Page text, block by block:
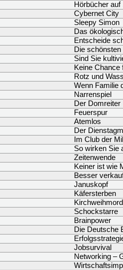
Hörbücher
Cybernet City
Sleepy Simon
Das
Entscheide
Die
Sind Sie
Keine Chance
Rotz und
Wenn Familie
Narrenspiel
Der Domreiter
Feuerspur
Atemlos
Der
Im Club der
So wirken Sie
Zeitenwende
Keiner ist wie
Besser
Januskopf
Käfersterben
Kirchweihmord
Schockstarre
Brainpower
Die Deutsche
Jobsurvival
Networking –